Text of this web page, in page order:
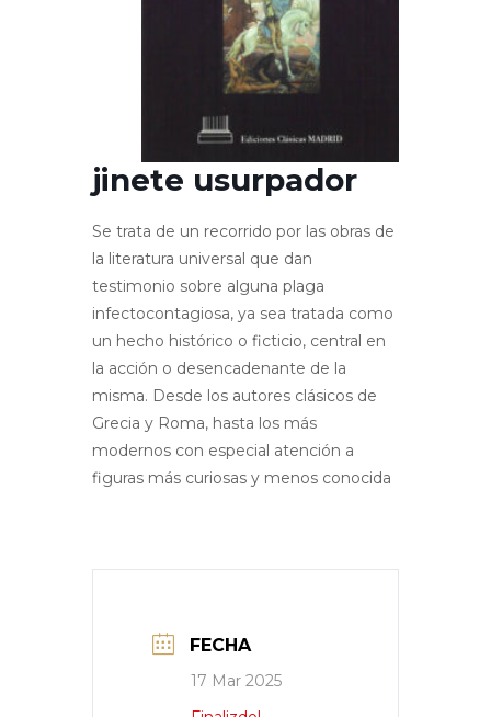
jinete usurpador
Se trata de un recorrido por las obras de
la literatura universal que dan
testimonio sobre alguna plaga
infectocontagiosa, ya sea tratada como
un hecho histórico o ficticio, central en
la acción o desencadenante de la
misma. Desde los autores clásicos de
Grecia y Roma, hasta los más
modernos con especial atención a
figuras más curiosas y menos conocida
FECHA
17 Mar 2025